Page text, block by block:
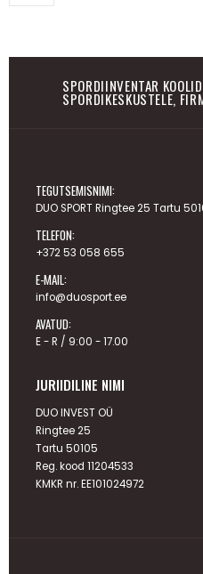
SPORDIINVENTAR
SPORDIKESKUSTELE,
TEGUTSEMISNIMI:
DUO SPORT Ringtee 25 Tartu
TELEFON:
+372 53 058 655
E-MAIL:
info@duosport.ee
AVATUD:
E - R / 9:00 - 17.00
JURIIDILINE NIMI
DUO INVEST OÜ
Ringtee 25
Tartu 50105
Reg. kood 11204533
KMKR nr. EE101024972